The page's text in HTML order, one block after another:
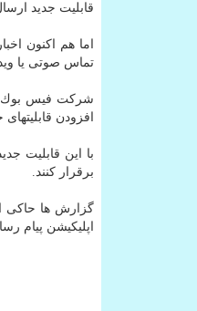
قابلیت جدید
اما هم اكنون
تماس صوتی یا
شركت فیس بوك
افزودن
با این قابلیت
برقرار كنند.
گزارش ها حاكی
اپلیكیشن پیام